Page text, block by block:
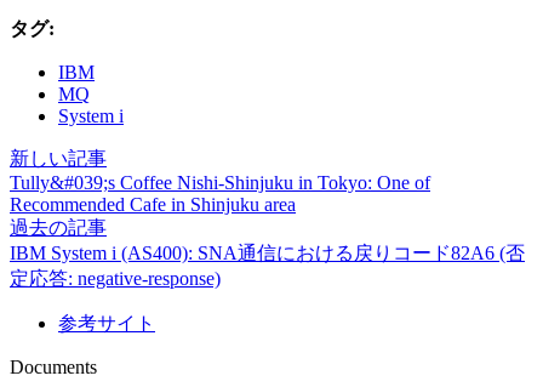
タグ:
IBM
MQ
System i
新しい記事
Tully&#039;s Coffee Nishi-Shinjuku in Tokyo: One of
Recommended Cafe in Shinjuku area
過去の記事
IBM System i (AS400): SNA通信における戻りコード82A6 (否
定応答: negative-response)
参考サイト
Documents